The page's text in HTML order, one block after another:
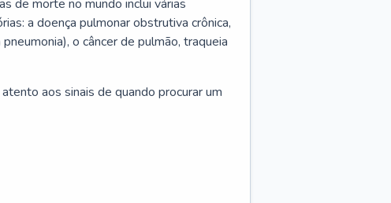
de morte no mundo inclui várias
a doença pulmonar obstrutiva crônica,
o câncer de pulmão, traqueia
aos sinais de quando procurar um